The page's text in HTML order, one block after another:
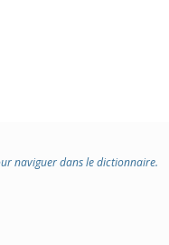
naviguer dans le dictionnaire.